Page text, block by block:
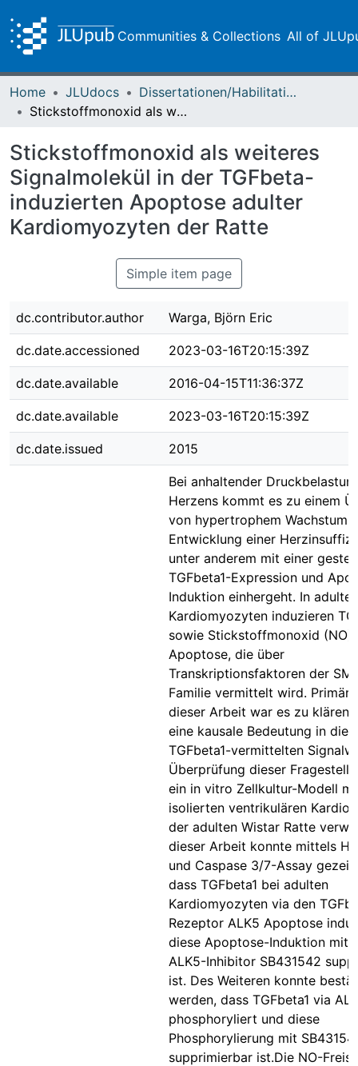
Communities & Collections All of
Home JLUdocs
Dissertationen/Habilitationen
Stickstoffmonoxid als weiteres Signalmolekül in der TGFbeta-induzierten Apoptose adulter Kardiomyozyten der Ratte
Stickstoffmonoxid als weiteres
Signalmolekül in der TGFbeta-
induzierten Apoptose adulter
Kardiomyozyten der Ratte
Simple item page
dc.contributor.author Warga, Björn Eric
dc.date.accessioned 2023-03-16T20:15:39Z
dc.date.available 2016-04-15T11:36:37Z
dc.date.available 2023-03-16T20:15:39Z
dc.date.issued 2015
Bei anhaltender
Herzens kommt es zu einem
von hypertrophem Wachstum
Entwicklung einer
unter anderem mit einer
TGFbeta1-Expression und
Induktion einhergeht. In adulten
Kardiomyozyten induzieren
sowie Stickstoffmonoxid (NO)
Apoptose, die über
Transkriptionsfaktoren der
Familie vermittelt wird.
dieser Arbeit war es zu klären,
eine kausale Bedeutung in
TGFbeta1-vermittelten
Überprüfung dieser
ein in vitro Zellkultur-Modell
isolierten ventrikulären
der adulten Wistar Ratte
dieser Arbeit konnte mittels
und Caspase 3/7-Assay
dass TGFbeta1 bei adulten
Kardiomyozyten via den
Rezeptor ALK5 Apoptose
diese Apoptose-Induktion mit
ALK5-Inhibitor SB431542
ist. Des Weiteren konnte
werden, dass TGFbeta1 via
phosphoryliert und diese
Phosphorylierung mit
supprimierbar ist.Die NO-